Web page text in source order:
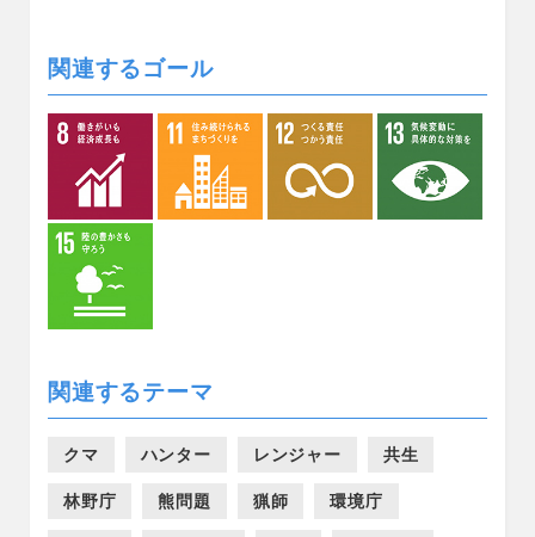
関連するゴール
関連するテーマ
クマ ハンター レンジャー 共生
林野庁 熊問題 猟師 環境庁